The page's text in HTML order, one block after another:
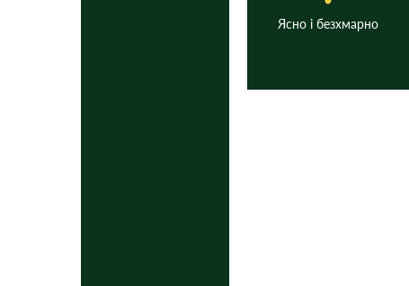
Ясно і безхмарно